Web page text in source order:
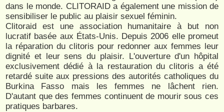
dans le monde. CLITORAID a également une mission de
sensibiliser le public au plaisir sexuel féminin.
Clitoraid est une association humanitaire à but non
lucratif basée aux États-Unis. Depuis 2006 elle promeut
la réparation du clitoris pour redonner aux femmes leur
dignité et leur sens du plaisir. L'ouverture d'un hôpital
exclusivement dédié à la restauration du clitoris a été
retardé suite aux pressions des autorités catholiques du
Burkina Fasso mais les femmes ne lâchent rien.
D'autant que des femmes continuent de mourir sous ces
pratiques barbares.